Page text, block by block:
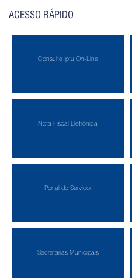
ACESSO RÁPIDO
Consulte Iptu On-Line
Nota Fiscal Eletrônica
Portal do Servidor
Secretarias Municipais